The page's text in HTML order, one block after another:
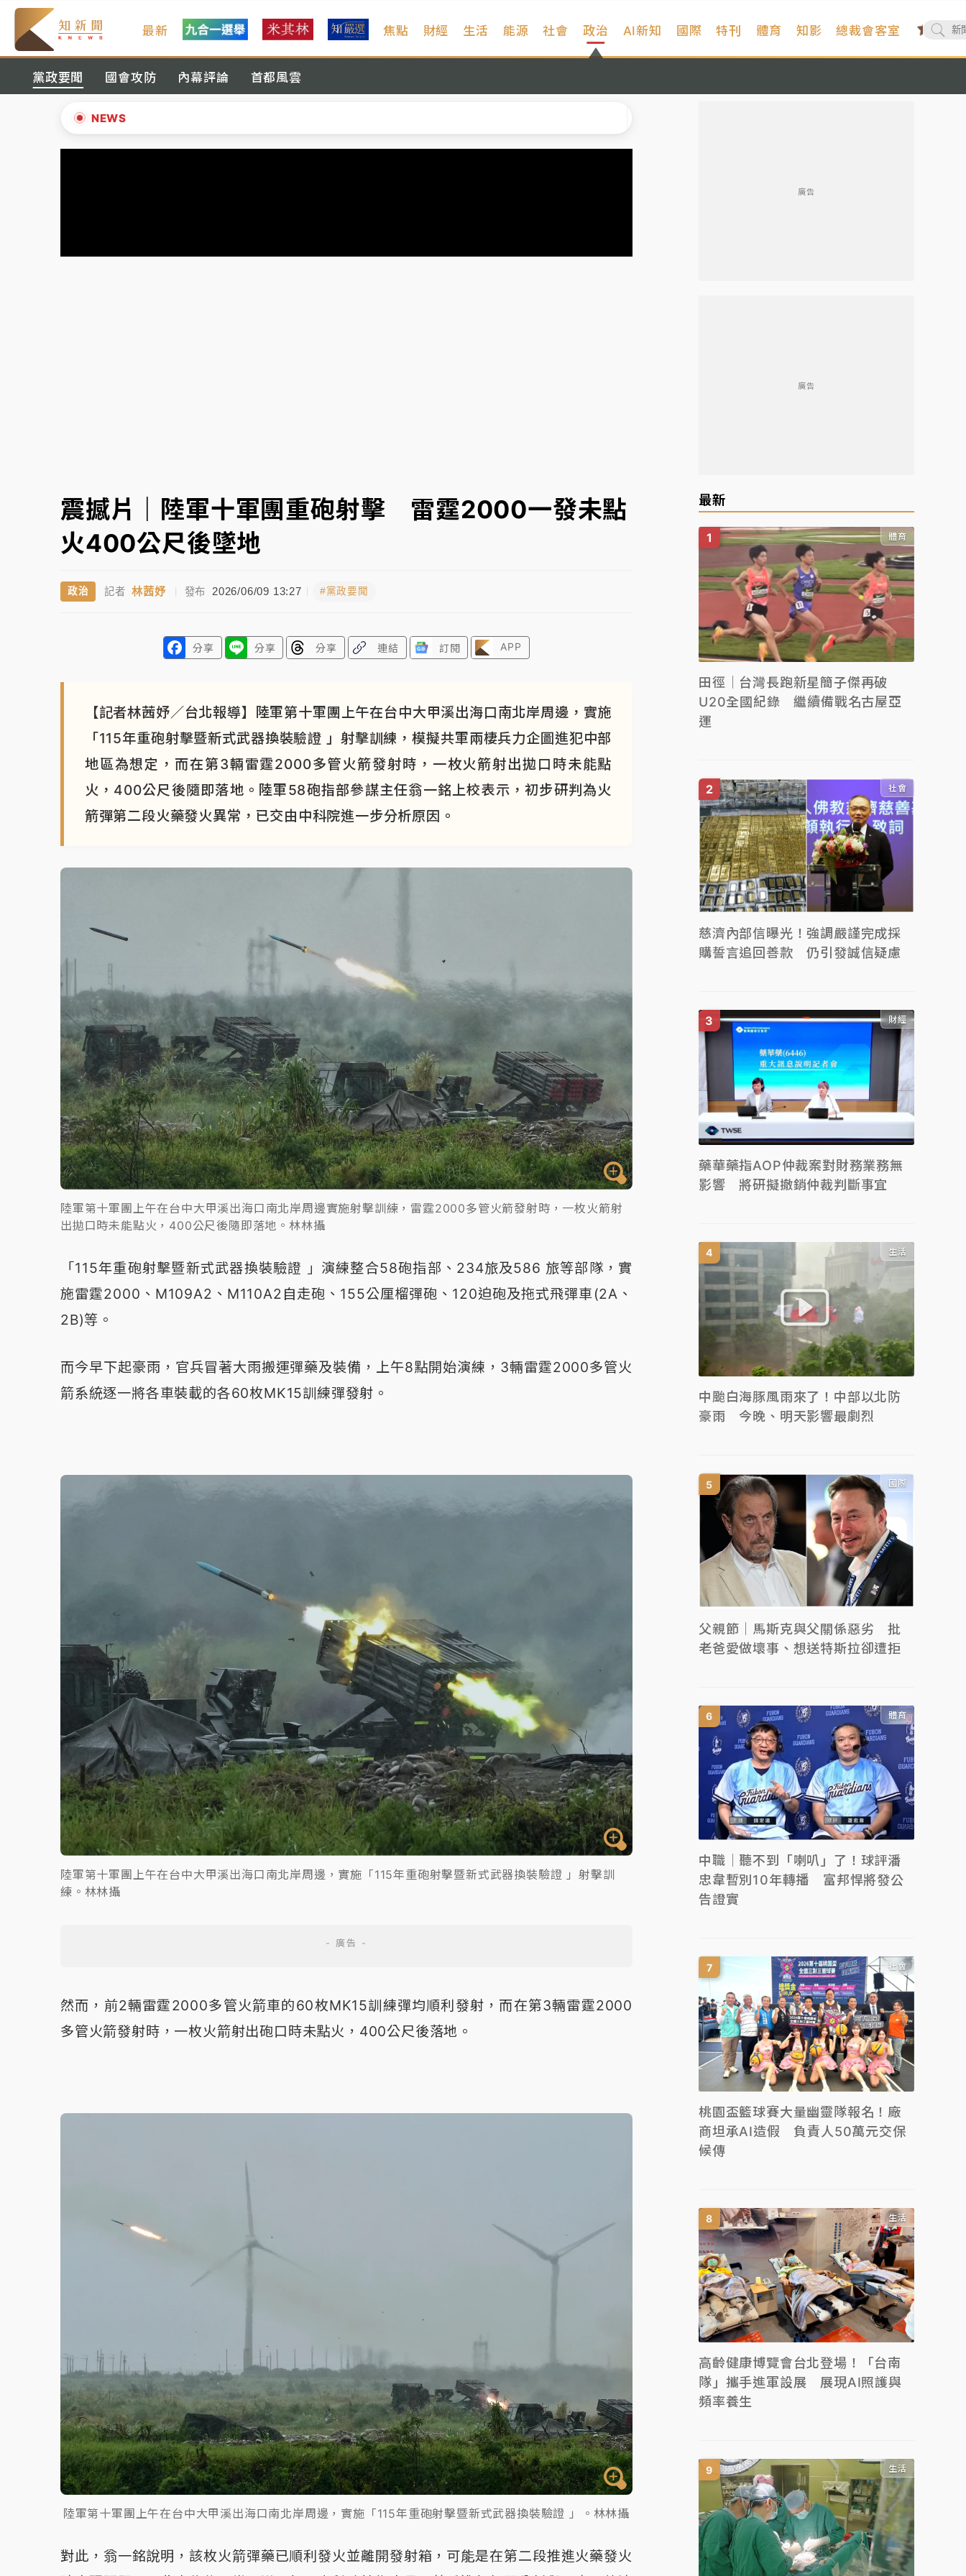
最新 焦點 財經 生活 能源 社會 政治
黨政要聞 國會攻防 內幕評論 首都風雲
AI新知 國際 特刊 體育 知影 總裁會客室
NEWS
白海豚逼近！北市水門只出不進 未移置車輛最高罰4800＋拖吊費
白海豚逼近！新北高灘地停車場下午4時強制拖吊 中午開放水門周邊紅黃線停車
父親節玩樂園！六福村今明2天「爸爸免費」 遠雄海洋買1送1
震撼片｜陸軍十軍團重砲射擊 雷霆2000一發未點
火400公尺後墜地
政治 記者 林茜妤 發布 2026/06/09 13:27 #黨政要聞
分享 分享 分享 連結 訂閱 APP
【記者林茜妤／台北報導】陸軍第十軍團上午在台中大甲溪出海口南北岸周邊，實施
「115年重砲射擊暨新式武器換裝驗證 」射擊訓練，模擬共軍兩棲兵力企圖進犯中部
地區為想定，而在第3輛雷霆2000多管火箭發射時，一枚火箭射出拋口時未能點
火，400公尺後隨即落地。陸軍58砲指部參謀主任翁一銘上校表示，初步研判為火
箭彈第二段火藥發火異常，已交由中科院進一步分析原因。
陸軍第十軍團上午在台中大甲溪出海口南北岸周邊實施射擊訓練，雷霆2000多管火箭發射時，一枚火箭射
出拋口時未能點火，400公尺後隨即落地。林林攝
「115年重砲射擊暨新式武器換裝驗證 」演練整合58砲指部、234旅及586 旅等部隊，實
施雷霆2000、M109A2、M110A2自走砲、155公厘榴彈砲、120迫砲及拖式飛彈車(2A、
2B)等。
而今早下起豪雨，官兵冒著大雨搬運彈藥及裝備，上午8點開始演練，3輛雷霆2000多管火
箭系統逐一將各車裝載的各60枚MK15訓練彈發射。
陸軍第十軍團上午在台中大甲溪出海口南北岸周邊，實施「115年重砲射擊暨新式武器換裝驗證 」射擊訓
練。林林攝
然而，前2輛雷霆2000多管火箭車的60枚MK15訓練彈均順利發射，而在第3輛雷霆2000
多管火箭發射時，一枚火箭射出砲口時未點火，400公尺後落地。
陸軍第十軍團上午在台中大甲溪出海口南北岸周邊，實施「115年重砲射擊暨新式武器換裝驗證 」。林林攝
對此，翁一銘說明，該枚火箭彈藥已順利發火並離開發射箱，可能是在第二段推進火藥發火
廣告
廣告
最新
體育
田徑｜台灣長跑新星簡子傑再破
U20全國紀錄 繼續備戰名古屋亞
運
社會
慈濟內部信曝光！強調嚴謹完成採
購誓言追回善款 仍引發誠信疑慮
財經
藥華藥指AOP仲裁案對財務業務無
影響 將研擬撤銷仲裁判斷事宜
生活
中颱白海豚風雨來了！中部以北防
豪雨 今晚、明天影響最劇烈
國際
父親節｜馬斯克與父關係惡劣 批
老爸愛做壞事、想送特斯拉卻遭拒
體育
中職｜聽不到「喇叭」了！球評潘
忠韋暫別10年轉播 富邦悍將發公
告證實
社會
桃園盃籃球賽大量幽靈隊報名！廠
商坦承AI造假 負責人50萬元交保
候傳
生活
高齡健康博覽會台北登場！「台南
隊」攜手進軍設展 展現AI照護與
頻率養生
生活